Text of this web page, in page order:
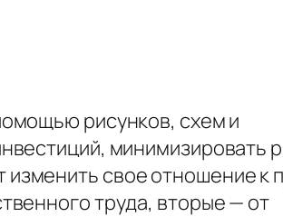
рисунков, схем и
минимизировать
свое отношение к
труда, вторые — от